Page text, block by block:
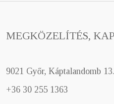
MEGKÖZELÍTÉS,
9021 Győr, Káptalandomb 13.
+36 30 255 1363